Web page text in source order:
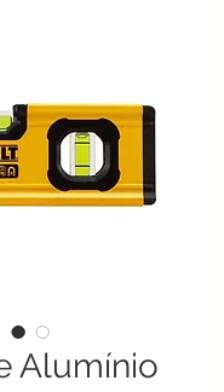
Alumínio